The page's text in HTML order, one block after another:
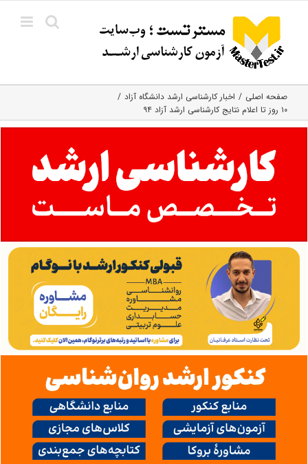
content
صفحه اصلی
اخبار کارشناسی ارشد دانشگاه آزاد
۱۰ روز تا اعلام نتایج کارشناسی ارشد آزاد ۹۴